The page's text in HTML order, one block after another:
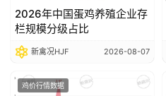
今
日
猪
价
2026年中国蛋鸡养殖企业存
栏规模分级占比
新禽况HJF 2026-08-07
鸡价行情数据